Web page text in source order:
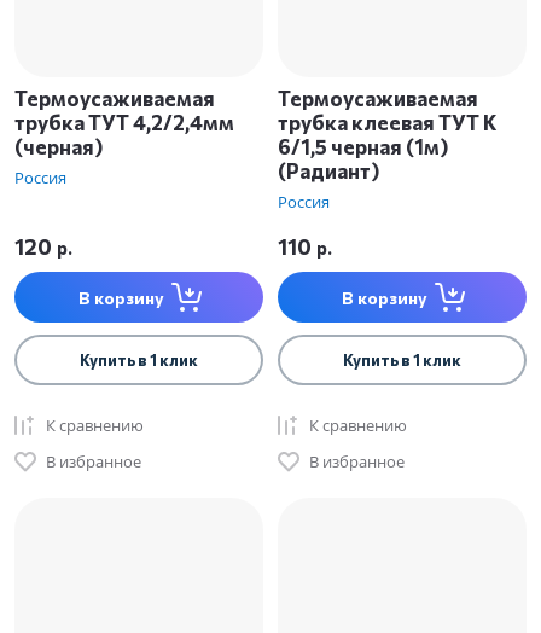
Термоусаживаемая
трубка ТУТ 4,2/2,4мм
(черная)
Россия
120 р.
В корзину
Купить в 1 клик
К сравнению
В избранное
Термоусаживаемая
трубка клеевая ТУТ К
6/1,5 черная (1м)
(Радиант)
Россия
110 р.
В корзину
Купить в 1 клик
К сравнению
В избранное